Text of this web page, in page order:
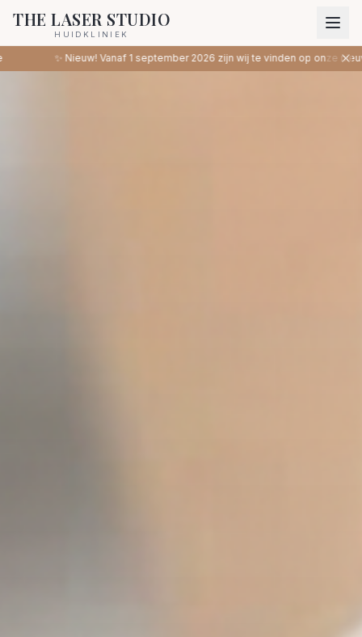
THE LASER STUDIO
HUIDKLINIEK
1 september 2026 zijn wij te vinden op onze nieuwe locatie: Binnenweg